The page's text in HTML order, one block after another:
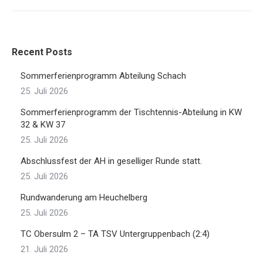
Recent Posts
Sommerferienprogramm Abteilung Schach
25. Juli 2026
Sommerferienprogramm der Tischtennis-Abteilung in KW
32 & KW 37
25. Juli 2026
Abschlussfest der AH in geselliger Runde statt.
25. Juli 2026
Rundwanderung am Heuchelberg
25. Juli 2026
TC Obersulm 2 – TA TSV Untergruppenbach (2:4)
21. Juli 2026